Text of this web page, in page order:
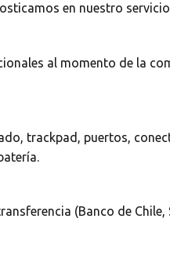
en nuestro
al momento de la
trackpad, puertos,
(Banco de